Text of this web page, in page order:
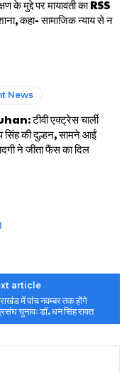
मुद्दे पर मायावती का RSS
कहा- सामाजिक न्याय से न
News
टीवी एक्ट्रेस चार्ली
सिंह की दुल्हन, सामने आईं
ने जीता फैंस का दिल
article
में पांच नवम्बर तक होंगे
चुनावः डॉ. धन सिंह रावत